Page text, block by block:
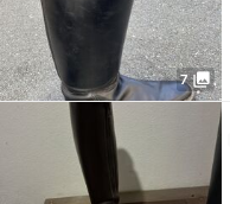
7 photo_library